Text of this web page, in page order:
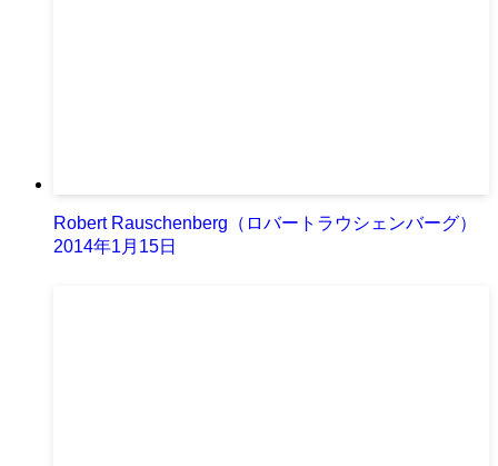
Robert Rauschenberg（ロバートラウシェンバーグ）
2014年1月15日